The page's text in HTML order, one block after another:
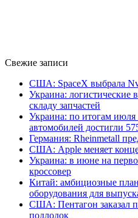
Свежие записи
США: SpaceX выбрала
Украина: логистические
складу запчастей
Украина: по итогам
автомобилей достигли
Германия: Rheinmetall
США: Apple меняет
Украина: в июне на
кроссовер
Китай: амбициозные
оборудования для
США: Пентагон заказал
подлодок